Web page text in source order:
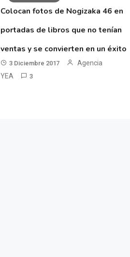
Colocan fotos de Nogizaka 46 en
portadas de libros que no tenían
ventas y se convierten en un éxito
3 Diciembre 2017
Agencia
YEA
3